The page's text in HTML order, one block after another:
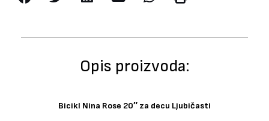
za
Opis proizvoda:
Bicikl Nina Rose 20″ za decu Ljubičasti